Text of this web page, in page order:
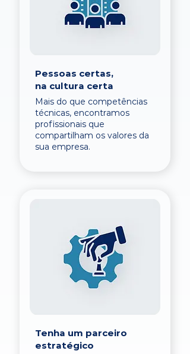
Pessoas certas,
na cultura certa
Mais do que competências
técnicas, encontramos
profissionais que
compartilham os valores da
sua empresa.
Tenha um parceiro
estratégico